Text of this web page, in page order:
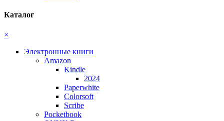
Каталог
×
Электронные книги
Amazon
Kindle
2024
Paperwhite
Colorsoft
Scribe
Pocketbook